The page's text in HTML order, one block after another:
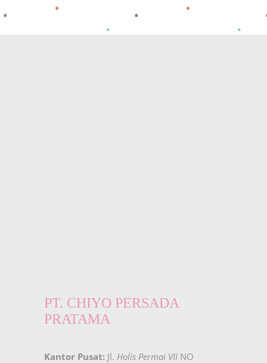
PT. CHIYO PERSADA
PRATAMA
Kantor Pusat: Jl. Holis Permai VII NO